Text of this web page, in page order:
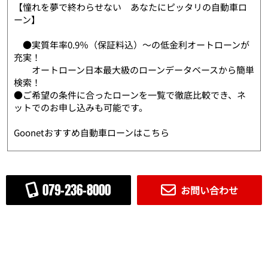
【憧れを夢で終わらせない あなたにピッタリの自動車ロ
ーン】
●実質年率0.9％（保証料込）～の低金利オートローンが
充実！
オートローン日本最大級のローンデータベースから簡単
検索！
●ご希望の条件に合ったローンを一覧で徹底比較でき、ネ
ットでのお申し込みも可能です。
Goonetおすすめ自動車ローンはこちら
079-236-8000 お問い合わせ